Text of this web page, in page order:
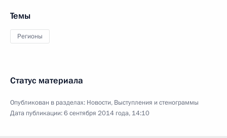
Темы
Регионы
Статус материала
Опубликован в разделах: Новости, Выступления и стенограммы
Дата публикации:6 сентября 2014 года, 14:10